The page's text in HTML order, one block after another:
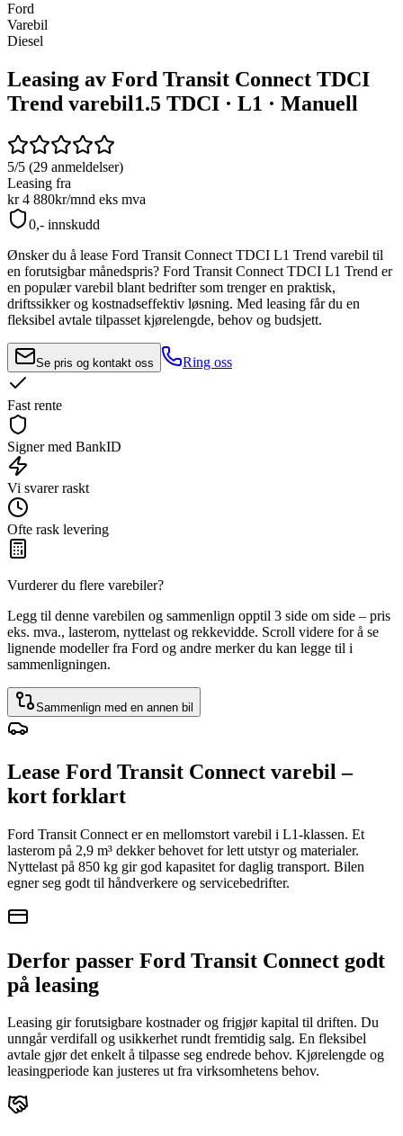
Ford
Varebil
Diesel
Leasing av Ford Transit Connect TDCI
Trend varebil1.5 TDCI · L1 · Manuell
5/5 (29 anmeldelser)
Leasing fra
kr 4 880kr/mnd eks mva
0,- innskudd
Ønsker du å lease Ford Transit Connect TDCI L1 Trend varebil til
en forutsigbar månedspris? Ford Transit Connect TDCI L1 Trend er
en populær varebil blant bedrifter som trenger en praktisk,
driftssikker og kostnadseffektiv løsning. Med leasing får du en
fleksibel avtale tilpasset kjørelengde, behov og budsjett.
Se pris og kontakt oss Ring oss
Fast rente
Signer med BankID
Vi svarer raskt
Ofte rask levering
Vurderer du flere varebiler?
Legg til denne varebilen og sammenlign opptil 3 side om side – pris
eks. mva., lasterom, nyttelast og rekkevidde. Scroll videre for å se
lignende modeller fra Ford og andre merker du kan legge til i
sammenligningen.
Sammenlign med en annen bil
Lease Ford Transit Connect varebil –
kort forklart
Ford Transit Connect er en mellomstort varebil i L1-klassen. Et
lasterom på 2,9 m³ dekker behovet for lett utstyr og materialer.
Nyttelast på 850 kg gir god kapasitet for daglig transport. Bilen
egner seg godt til håndverkere og servicebedrifter.
Derfor passer Ford Transit Connect godt
på leasing
Leasing gir forutsigbare kostnader og frigjør kapital til driften. Du
unngår verdifall og usikkerhet rundt fremtidig salg. En fleksibel
avtale gjør det enkelt å tilpasse seg endrede behov. Kjørelengde og
leasingperiode kan justeres ut fra virksomhetens behov.